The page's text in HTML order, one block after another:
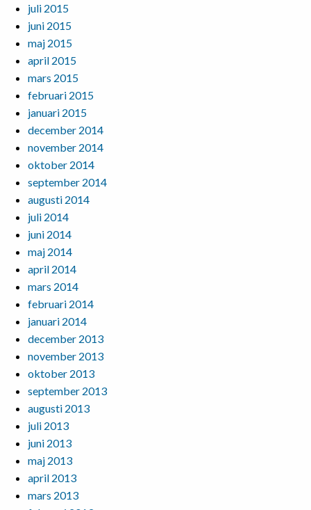
juli 2015
juni 2015
maj 2015
april 2015
mars 2015
februari 2015
januari 2015
december 2014
november 2014
oktober 2014
september 2014
augusti 2014
juli 2014
juni 2014
maj 2014
april 2014
mars 2014
februari 2014
januari 2014
december 2013
november 2013
oktober 2013
september 2013
augusti 2013
juli 2013
juni 2013
maj 2013
april 2013
mars 2013